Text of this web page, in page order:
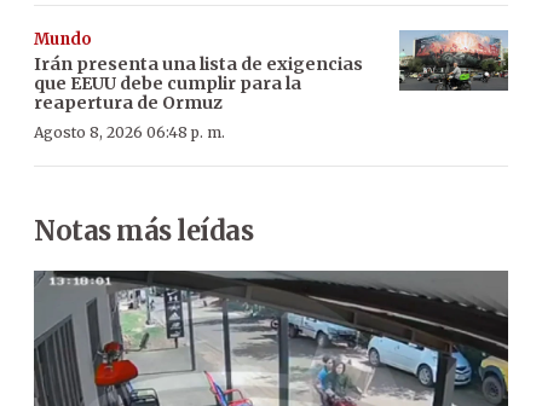
Mundo
Irán presenta una lista de exigencias
que EEUU debe cumplir para la
reapertura de Ormuz
Agosto 8, 2026 06:48 p. m.
Notas más leídas